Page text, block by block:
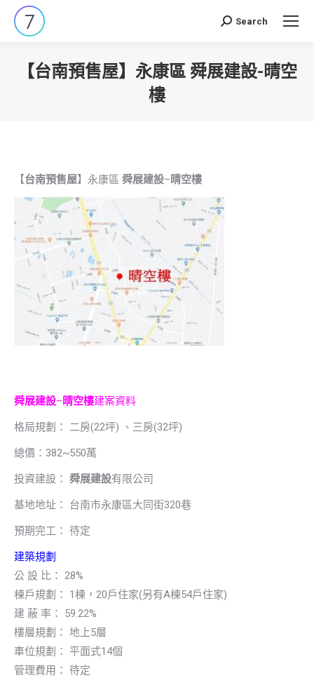
Search:
Search
【台南預售屋】永康區 舜展建設-晴空
樓
【台南預售屋】永康區 舜展建設–晴空樓
舜展建設–晴空樓建案資料
格局規劃： 二房(22坪) 、三房(32坪)
總價：382~550萬
投資建設： 舜展建設有限公司
基地地址： 台南市永康區大同街320巷
預期完工： 待定
建築規劃
公 設 比： 28%
棟戶規劃： 1棟，20戶住家(另有A棟54戶住家)
建 蔽 率： 59.22%
樓層規劃： 地上5層
車位規劃： 平面式14個
管理費用： 待定